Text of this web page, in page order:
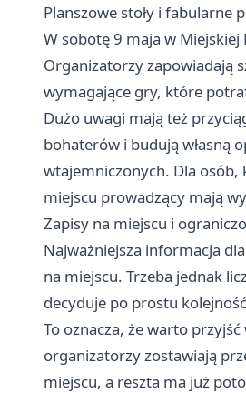
Planszowe stoły i fabularne
W sobotę 9 maja w
Organizatorzy zapowiadają
wymagające gry, które
Dużo uwagi mają też
bohaterów i budują własną
wtajemniczonych. Dla osób,
miejscu prowadzący mają
Zapisy na miejscu i
Najważniejsza informacja
na miejscu. Trzeba jednak
decyduje po prostu
To oznacza, że warto
organizatorzy zostawiają
miejscu, a reszta ma już